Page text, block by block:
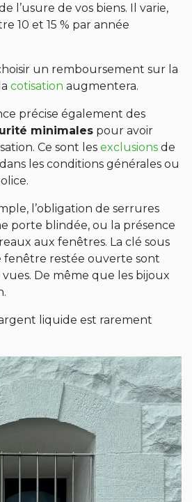
l’usure de vos biens. Il varie,
10 et 15 % par année
un remboursement sur la
cotisation augmentera.
précise également des
minimales pour avoir
Ce sont les exclusions de
les conditions générales ou
l’obligation de serrures
porte blindée, ou la présence
aux fenêtres. La clé sous
fenêtre restée ouverte sont
De même que les bijoux
liquide est rarement